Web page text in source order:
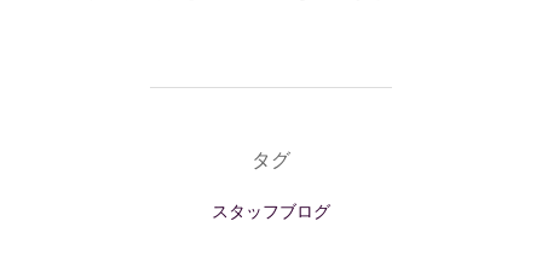
タグ
スタッフブログ